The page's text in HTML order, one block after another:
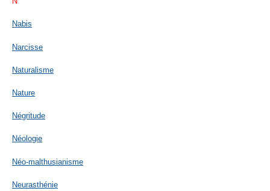
Nabis
Narcisse
Naturalisme
Nature
Négritude
Néologie
Néo-malthusianisme
Neurasthénie